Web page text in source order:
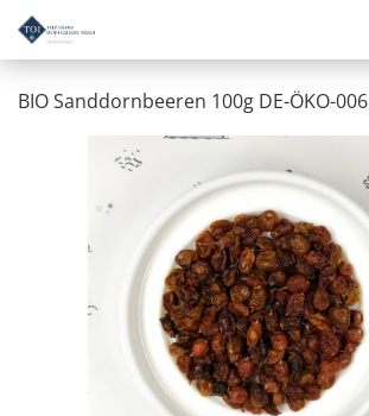
BIO Sanddornbeeren 100g DE-ÖKO-006